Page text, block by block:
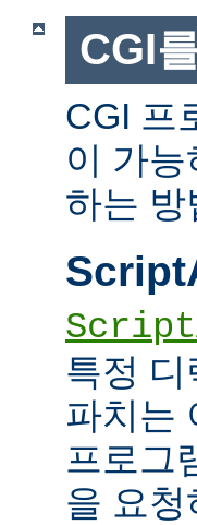
CGI
CGI 프
이 가
하는 방
특정
파치는
프로그
을 요